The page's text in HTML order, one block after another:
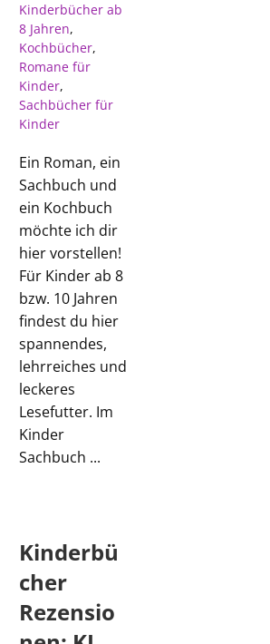
Kinderbücher ab
8 Jahren,
Kochbücher,
Romane für
Kinder,
Sachbücher für
Kinder
Ein Roman, ein
Sachbuch und
ein Kochbuch
möchte ich dir
hier vorstellen!
Für Kinder ab 8
bzw. 10 Jahren
findest du hier
spannendes,
lehrreiches und
leckeres
Lesefutter. Im
Kinder
Sachbuch ...
Kinderbü
cher
Rezensio